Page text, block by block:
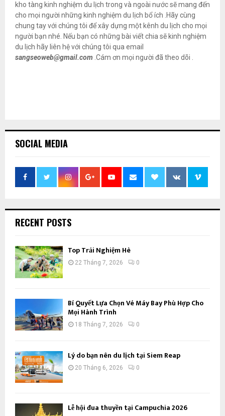
kho tàng kinh nghiệm du lịch trong và ngoài nước sẽ mang đến
cho mọi người những kinh nghiệm du lịch bổ ích .Hãy cùng
chung tay với chúng tôi để xây dựng một kênh du lịch cho mọi
người bạn nhé. Nếu bạn có những bài viết chia sẽ kinh nghiệm
du lịch hãy liên hệ với chúng tôi qua email
sangseoweb@gmail.com .Cám ơn mọi người đã theo dõi .
SOCIAL MEDIA
RECENT POSTS
Top Trải Nghiệm Hè
22 Tháng 7, 2026 0
Bí Quyết Lựa Chọn Vé Máy Bay Phù Hợp Cho
Mọi Hành Trình
18 Tháng 7, 2026 0
Lý do bạn nên du lịch tại Siem Reap
20 Tháng 6, 2026 0
Lễ hội đua thuyền tại Campuchia 2026